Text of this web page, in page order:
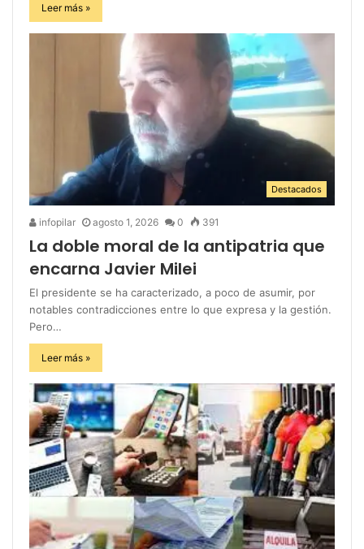
Leer más »
Destacados
infopilar agosto 1, 2026 0 391
La doble moral de la antipatria que
encarna Javier Milei
El presidente se ha caracterizado, a poco de asumir, por
notables contradicciones entre lo que expresa y la gestión.
Pero…
Leer más »